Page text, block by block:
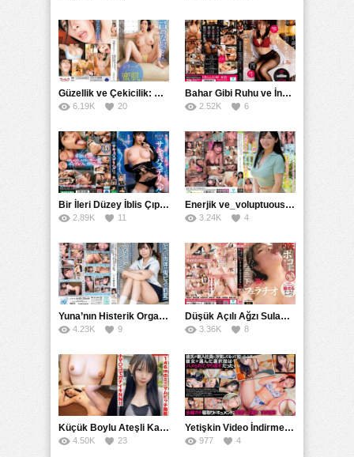
Güzellik ve Çekicilik: Bir İşyeri Kadininin Hikayesi
6.19K 20
Bahar Gibi Ruhu ve İncelikle Doldurmak
2.52K 6
Bir İleri Düzey İblis Çıplak Teslimat Görevlisi, İnce Bedeni ve Şeytani Becerileriyle Sizi Sürekli BoşaltacakMDBK
2.89K 11
Enerjik ve_voluptuous Üniversite Kızının H Kupa Büyüklüğündeki Göğüsleri ve Çılgın Orgazmı
3.24K 4
Yuna’nın Histerik Orgazmı: Genç Kızın Savage Hareketlerle Ulaştığı Şiddetli Coşkuları
4.23K 9
Düşük Açılı Ağzı Sulama Teknikleri ve AGMX İlişkisi
3.36K 8
Küçük Boylu Ateşli Karakter: Nandinin Hassas Uçuklu Memeleri ve Sahneleri
4.50K 23
Yetişkin Video İndirme Siteleri Grubu: Şefkatli Patron ve Sekreterin Aşk Hikayesi: Prestijli Bir Son
977 4